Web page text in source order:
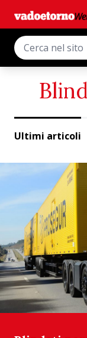
Ultimi articoli